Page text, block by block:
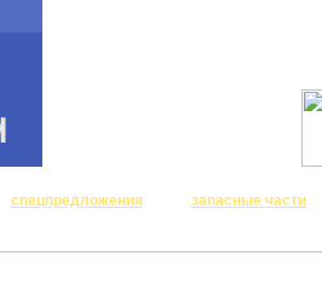
спецпредложения запасные части